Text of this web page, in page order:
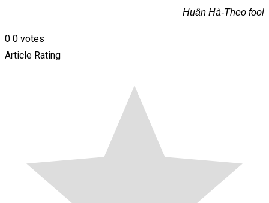
Huân Hà-Theo fool
0 0 votes
Article Rating